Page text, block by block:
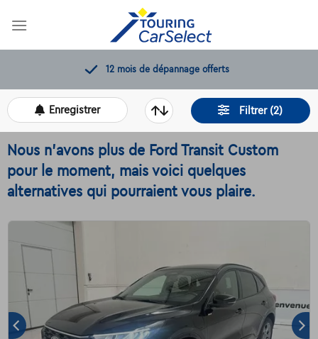
12 mois de dépannage offerts
Filtrer (2)
Enregistrer
Nous n'avons plus de Ford Transit Custom
pour le moment, mais voici quelques
alternatives qui pourraient vous plaire.